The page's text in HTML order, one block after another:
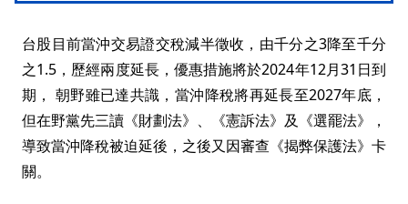
台股目前當沖交易證交稅減半徵收，由千分之3降至千分
之1.5，歷經兩度延長，優惠措施將於2024年12月31日到
期， 朝野雖已達共識，當沖降稅將再延長至2027年底，
但在野黨先三讀《財劃法》、《憲訴法》及《選罷法》，
導致當沖降稅被迫延後，之後又因審查《揭弊保護法》卡
關。